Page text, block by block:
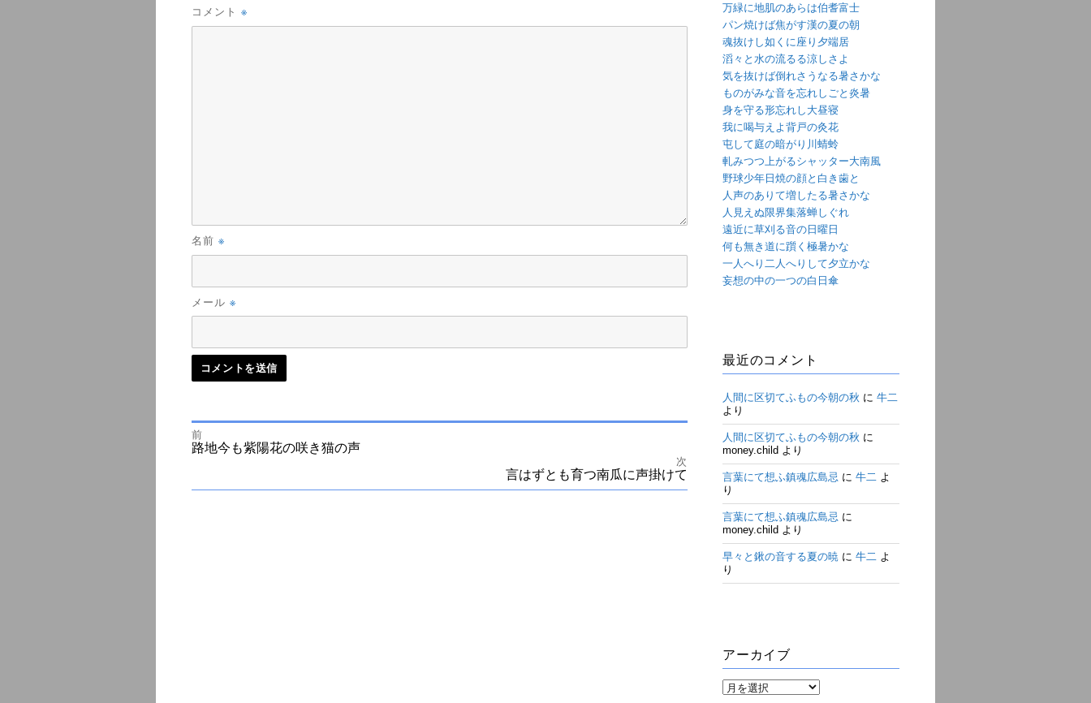
コメント ※
名前 ※
メール ※
投
前
前
の
路地今も紫陽花の咲き猫の声
次
言はずとも育つ南瓜に声掛けて
万緑に地肌のあらは伯耆富士
パン焼けば焦がす漢の夏の朝
魂抜けし如くに座り夕端居
滔々と水の流るる涼しさよ
気を抜けば倒れさうなる暑さかな
ものがみな音を忘れしごと炎暑
身を守る形忘れし大昼寝
我に喝与えよ背戸の灸花
屯して庭の暗がり川蜻蛉
軋みつつ上がるシャッター大南風
野球少年日焼の顔と白き歯と
人声のありて増したる暑さかな
人見えぬ限界集落蝉しぐれ
遠近に草刈る音の日曜日
何も無き道に躓く極暑かな
一人へり二人へりして夕立かな
妄想の中の一つの白日傘
最近のコメント
人間に区切てふもの今朝の秋 に牛二
より
人間に区切てふもの今朝の秋 に
money.child より
言葉にて想ふ鎮魂広島忌 に牛二 よ
り
言葉にて想ふ鎮魂広島忌 に
money.child より
早々と鍬の音する夏の暁 に牛二 よ
り
アーカイブ
ア